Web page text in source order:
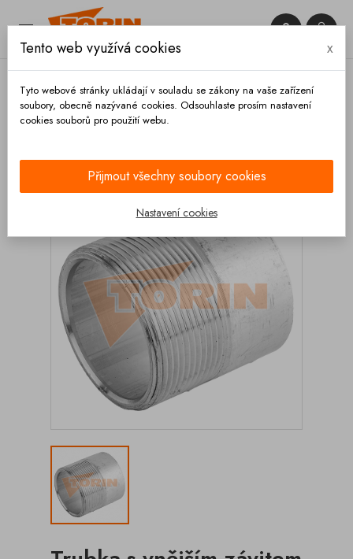
 

Tento web využívá cookies x
Tyto webové stránky ukládají v souladu se zákony na vaše zařízení
soubory, obecně nazývané cookies. Odsouhlaste prosím nastavení
cookies souborů pro použití webu.
Přijmout všechny soubory cookies
Nastavení cookies